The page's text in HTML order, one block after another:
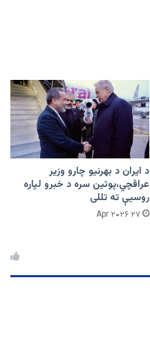
د ایران د بهرنیو چارو وزیر
عراقچي،پوتین سره د خبرو لپاره
روسیې ته تللی
۲۷ Apr ۲۰۲۶